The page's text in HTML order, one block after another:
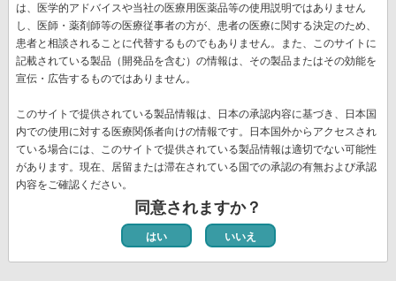
2023年3月15日 お知らせ
「健康経営優良法人2023（大規模法人部門）」に認
定 (PDF)
ペ
ー
送
り
頭
ペ
ー
ジ
ペ
ー
ジ
ー
ジ
ー
ジ
ー
ジ
ー
ジ
レ
ン
ト
ペ
ー
ジ
ー
ジ
ペ
ー
ジ
11
ペ
ー
ジ
12
次
ペ
ー
ジ
››
最
終
ペ
ジ
最終 »
新着情報一覧
は、医学的アドバイスや当社の医療用医薬品等の使用説明ではありません
し、医師・薬剤師等の医療従事者の方が、患者の医療に関する決定のため、
患者と相談されることに代替するものでもありません。また、このサイトに
記載されている製品（開発品を含む）の情報は、その製品またはその効能を
宣伝・広告するものではありません。
このサイトで提供されている製品情報は、日本の承認内容に基づき、日本国
内での使用に対する医療関係者向けの情報です。日本国外からアクセスされ
ている場合には、このサイトで提供されている製品情報は適切でない可能性
があります。現在、居留または滞在されている国での承認の有無および承認
内容をご確認ください。
同意されますか？
はい いいえ